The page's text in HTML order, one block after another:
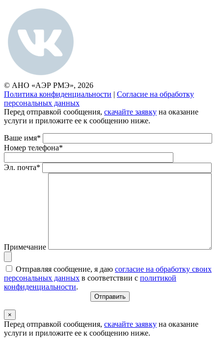
© АНО «АЭР РМЭ», 2026
Политика конфиденциальности | Согласие на обработку
персональных данных
Перед отправкой сообщения, скачайте заявку на оказание
услуги и приложите ее к сообщению ниже.
Ваше имя*
Номер телефона*
Эл. почта*
Примечание
Отправляя сообщение, я даю согласие на обработку своих
персональных данных в соответствии с политикой
конфиденциальности.
×
Перед отправкой сообщения, скачайте заявку на оказание
услуги и приложите ее к сообщению ниже.